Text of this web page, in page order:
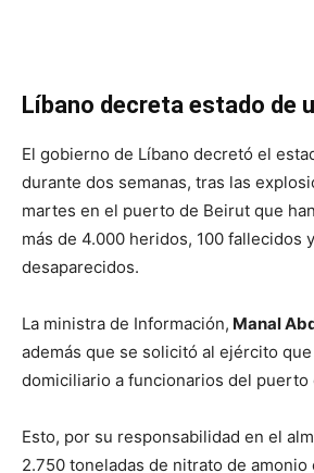
Líbano decreta estado de
El gobierno de Líbano decretó el
durante dos semanas, tras las
martes en el puerto de Beirut que
más de 4.000 heridos, 100 fallecidos
desaparecidos.
La ministra de Información, Manal
además que se solicitó al ejército
domiciliario a funcionarios del puerto
Esto, por su responsabilidad en el
2.750 toneladas de nitrato de amonio